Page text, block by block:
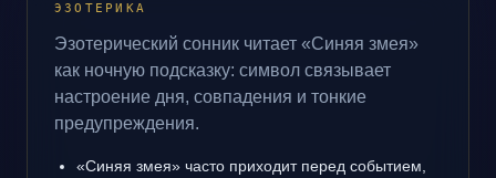
ЭЗОТЕРИКА
Эзотерический сонник читает «Синяя змея»
как ночную подсказку: символ связывает
настроение дня, совпадения и тонкие
предупреждения.
«Синяя змея» часто приходит перед событием,